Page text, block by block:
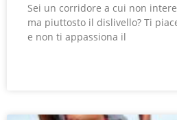
Sei un corridore a cui non
ma piuttosto il dislivello? Ti
e non ti appassiona il